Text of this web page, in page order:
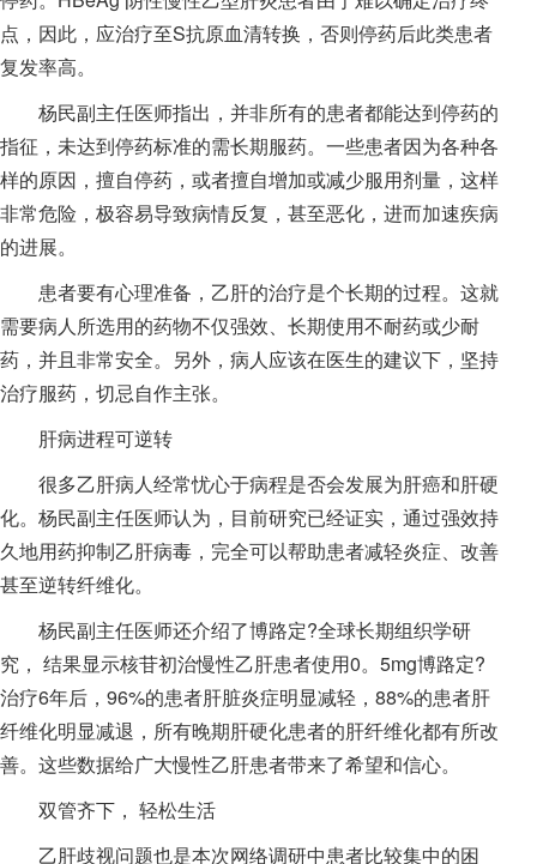
点，因此，应治疗至S抗原血清转换，否则停药后此类患者
复发率高。
杨民副主任医师指出，并非所有的患者都能达到停药的
指征，未达到停药标准的需长期服药。一些患者因为各种各
样的原因，擅自停药，或者擅自增加或减少服用剂量，这样
非常危险，极容易导致病情反复，甚至恶化，进而加速疾病
的进展。
患者要有心理准备，乙肝的治疗是个长期的过程。这就
需要病人所选用的药物不仅强效、长期使用不耐药或少耐
药，并且非常安全。另外，病人应该在医生的建议下，坚持
治疗服药，切忌自作主张。
肝病进程可逆转
很多乙肝病人经常忧心于病程是否会发展为肝癌和肝硬
化。杨民副主任医师认为，目前研究已经证实，通过强效持
久地用药抑制乙肝病毒，完全可以帮助患者减轻炎症、改善
甚至逆转纤维化。
杨民副主任医师还介绍了博路定?全球长期组织学研
究， 结果显示核苷初治慢性乙肝患者使用0。5mg博路定?
治疗6年后，96%的患者肝脏炎症明显减轻，88%的患者肝
纤维化明显减退，所有晚期肝硬化患者的肝纤维化都有所改
善。这些数据给广大慢性乙肝患者带来了希望和信心。
双管齐下， 轻松生活
乙肝歧视问题也是本次网络调研中患者比较集中的困